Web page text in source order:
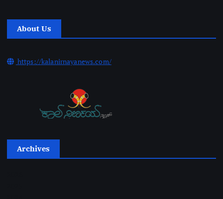
About Us
https://kalanirnayanews.com/
Archives